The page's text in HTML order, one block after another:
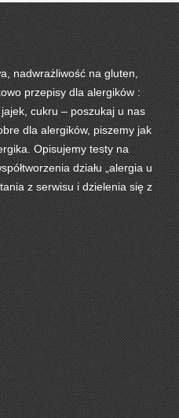
nadwrażliwość na gluten,
przepisy dla alergików :
cukru – poszukaj u nas
dla alergików, piszemy jak
Opisujemy testy na
działu „alergia u
z serwisu i dzielenia się z